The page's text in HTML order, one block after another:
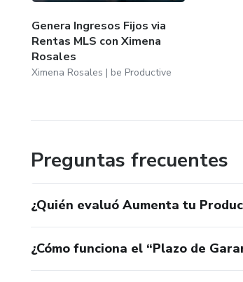
Genera Ingresos Fijos via
Rentas MLS con Ximena
Rosales
Ximena Rosales | be Productive
Preguntas frecuentes
¿Quién evaluó Aumenta tu
¿Cómo funciona el “Plazo de